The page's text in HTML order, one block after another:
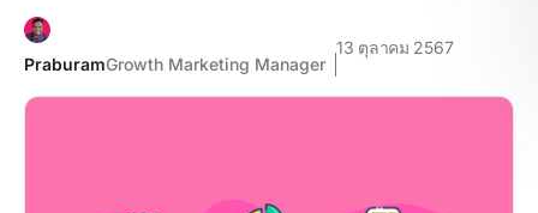
PraburamGrowth Marketing Manager
13 ตุลาคม 2567